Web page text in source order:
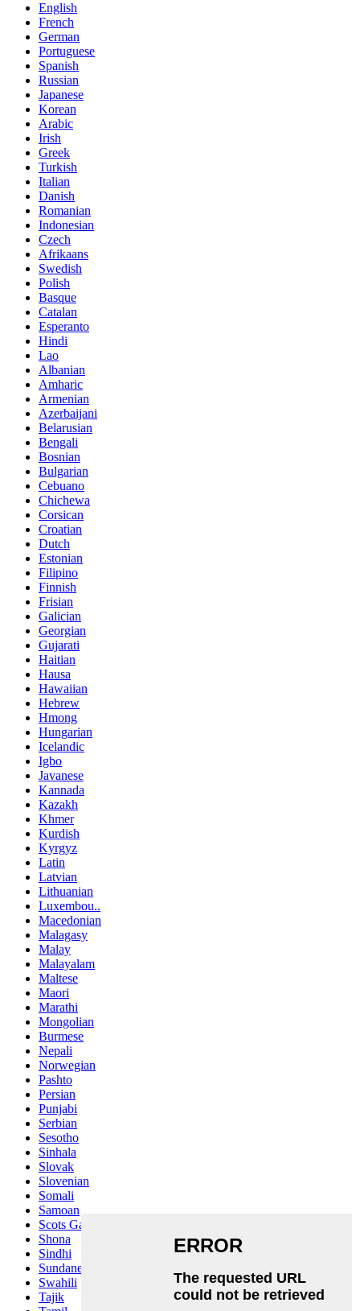
English
French
German
Portuguese
Spanish
Russian
Japanese
Korean
Arabic
Irish
Greek
Turkish
Italian
Danish
Romanian
Indonesian
Czech
Afrikaans
Swedish
Polish
Basque
Catalan
Esperanto
Hindi
Lao
Albanian
Amharic
Armenian
Azerbaijani
Belarusian
Bengali
Bosnian
Bulgarian
Cebuano
Chichewa
Corsican
Croatian
Dutch
Estonian
Filipino
Finnish
Frisian
Galician
Georgian
Gujarati
Haitian
Hausa
Hawaiian
Hebrew
Hmong
Hungarian
Icelandic
Igbo
Javanese
Kannada
Kazakh
Khmer
Kurdish
Kyrgyz
Latin
Latvian
Lithuanian
Luxembou..
Macedonian
Malagasy
Malay
Malayalam
Maltese
Maori
Marathi
Mongolian
Burmese
Nepali
Norwegian
Pashto
Persian
Punjabi
Serbian
Sesotho
Sinhala
Slovak
Slovenian
Somali
Samoan
Scots Gaelic
Shona
Sindhi
Sundanese
Swahili
Tajik